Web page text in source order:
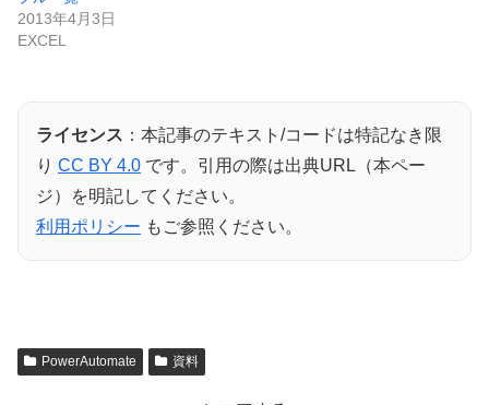
2013年4月3日
EXCEL
ライセンス ：本記事のテキスト/コードは特記なき限
り CC BY 4.0 です。引用の際は出典URL（本ペー
ジ）を明記してください。
利用ポリシー もご参照ください。
PowerAutomate 資料